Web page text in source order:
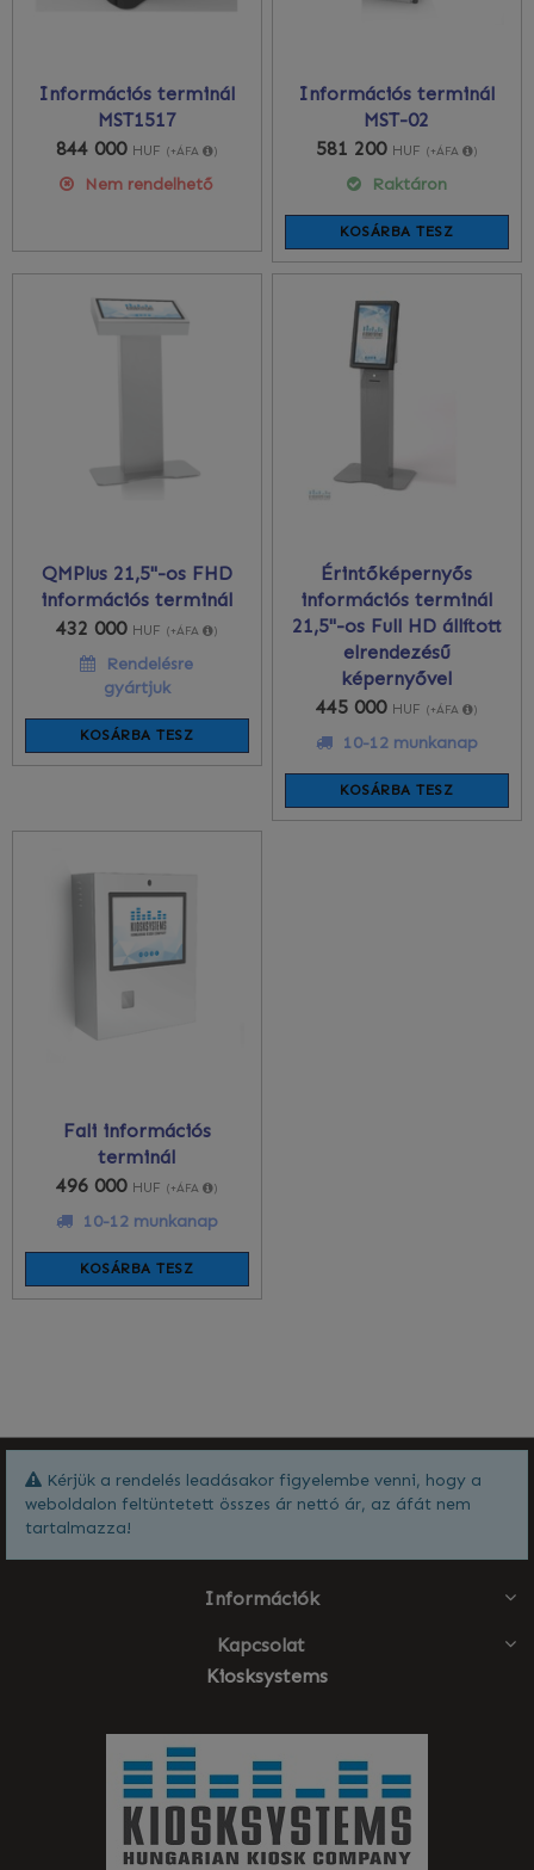
Információs terminál
MST1517
844 000 HUF (+ÁFA )
Nem rendelhető
Információs terminál
MST-02
581 200 HUF (+ÁFA )
Raktáron
KOSÁRBA TESZ
QMPlus 21,5"-os FHD
információs terminál
432 000 HUF (+ÁFA )
Rendelésre
gyártjuk
KOSÁRBA TESZ
Érintőképernyős
információs terminál
21,5"-os Full HD állított
elrendezésű
képernyővel
445 000 HUF (+ÁFA )
10-12 munkanap
KOSÁRBA TESZ
Fali információs
terminál
496 000 HUF (+ÁFA )
10-12 munkanap
KOSÁRBA TESZ
Kérjük a rendelés leadásakor figyelembe venni, hogy a
weboldalon feltüntetett összes ár nettó ár, az áfát nem
tartalmazza!
Információk
Kapcsolat
Kiosksystems